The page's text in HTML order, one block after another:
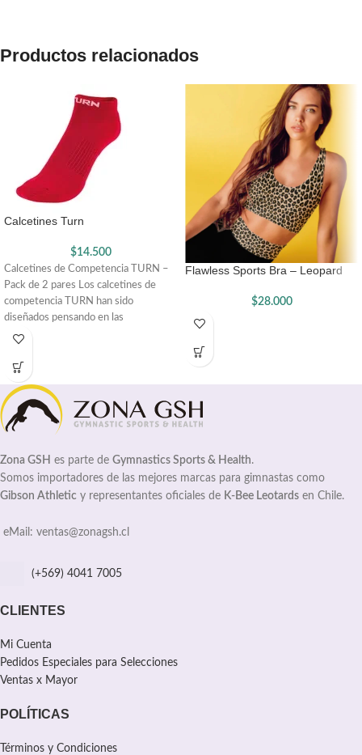
Productos relacionados
Calcetines Turn
$14.500
Calcetines de Competencia TURN –
Pack de 2 pares Los calcetines de
competencia TURN han sido
diseñados pensando en las
Flawless Sports Bra – Leopard
$28.000
Zona GSH es parte de Gymnastics Sports & Health.
Somos importadores de las mejores marcas para gimnastas como
Gibson Athletic y representantes oficiales de K-Bee Leotards en Chile.
eMail: ventas@zonagsh.cl
(+569) 4041 7005
CLIENTES
Mi Cuenta
Pedidos Especiales para Selecciones
Ventas x Mayor
POLÍTICAS
Términos y Condiciones